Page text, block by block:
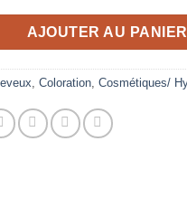
AJOUTER AU PANIER
Coloration Cosmétiques/